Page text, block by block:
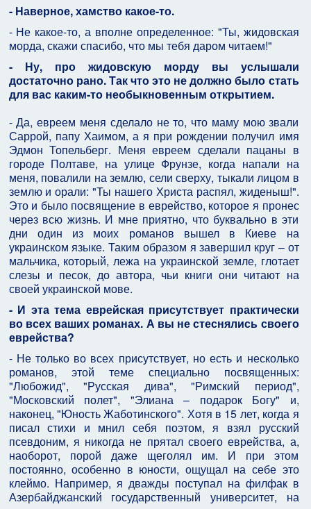
- Наверное, хамство какое-то.
- Не какое-то, а вполне определенное: "Ты, жидовская
морда, скажи спасибо, что мы тебя даром читаем!"
- Ну, про жидовскую морду вы услышали
достаточно рано. Так что это не должно было стать
для вас каким-то необыкновенным открытием.
- Да, евреем меня сделало не то, что маму мою звали
Саррой, папу Хаимом, а я при рождении получил имя
Эдмон Топельберг. Меня евреем сделали пацаны в
городе Полтаве, на улице Фрунзе, когда напали на
меня, повалили на землю, сели сверху, тыкали лицом в
землю и орали: "Ты нашего Христа распял, жиденыш!".
Это и было посвящение в еврейство, которое я пронес
через всю жизнь. И мне приятно, что буквально в эти
дни один из моих романов вышел в Киеве на
украинском языке. Таким образом я завершил круг – от
мальчика, который, лежа на украинской земле, глотает
слезы и песок, до автора, чьи книги они читают на
своей украинской мове.
- И эта тема еврейская присутствует практически
во всех ваших романах. А вы не стеснялись своего
еврейства?
- Не только во всех присутствует, но есть и несколько
романов, этой теме специально посвященных:
"Любожид", "Русская дива", "Римский период",
"Московский полет", "Элиана – подарок Богу" и,
наконец, "Юность Жаботинского". Хотя в 15 лет, когда я
писал стихи и мнил себя поэтом, я взял русский
псевдоним, я никогда не прятал своего еврейства, а,
наоборот, порой даже щеголял им. И при этом
постоянно, особенно в юности, ощущал на себе это
клеймо. Например, я дважды поступал на филфак в
Азербайджанский государственный университет, на